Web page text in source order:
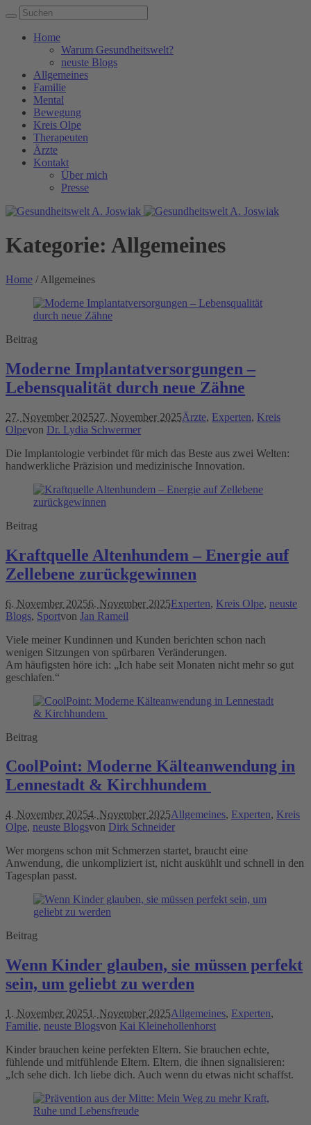
Home
Warum Gesundheitswelt?
neuste Blogs
Allgemeines
Familie
Mental
Bewegung
Kreis Olpe
Therapeuten
Ärzte
Kontakt
Über mich
Presse
Kategorie: Allgemeines
Home / Allgemeines
Beitrag
Moderne Implantatversorgungen –
Lebensqualität durch neue Zähne
27. November 202527. November 2025Ärzte, Experten, Kreis
Olpevon Dr. Lydia Schwermer
Die Implantologie verbindet für mich das Beste aus zwei Welten:
handwerkliche Präzision und medizinische Innovation.
Beitrag
Kraftquelle Altenhundem – Energie auf
Zellebene zurückgewinnen
6. November 20256. November 2025Experten, Kreis Olpe, neuste
Blogs, Sportvon Jan Rameil
Viele meiner Kundinnen und Kunden berichten schon nach
wenigen Sitzungen von spürbaren Veränderungen.
Am häufigsten höre ich: „Ich habe seit Monaten nicht mehr so gut
geschlafen.“
Beitrag
CoolPoint: Moderne Kälteanwendung in
Lennestadt & Kirchhundem
4. November 20254. November 2025Allgemeines, Experten, Kreis
Olpe, neuste Blogsvon Dirk Schneider
Wer morgens schon mit Schmerzen startet, braucht eine
Anwendung, die unkompliziert ist, nicht auskühlt und schnell in den
Tagesplan passt.
Beitrag
Wenn Kinder glauben, sie müssen perfekt
sein, um geliebt zu werden
1. November 20251. November 2025Allgemeines, Experten,
Familie, neuste Blogsvon Kai Kleinehollenhorst
Kinder brauchen keine perfekten Eltern. Sie brauchen echte,
fühlende und mitfühlende Eltern. Eltern, die ihnen signalisieren:
„Ich sehe dich. Ich liebe dich. Auch wenn du etwas nicht schaffst.